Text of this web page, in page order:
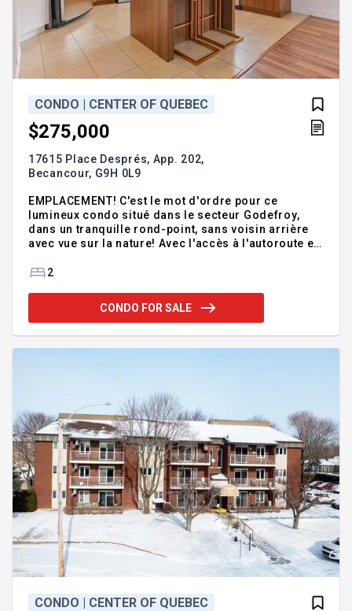
CONDO | CENTER OF QUEBEC
$275,000
17615 Place Després, App. 202,
Becancour, G9H 0L9
EMPLACEMENT! C'est le mot d'ordre pour ce
lumineux condo situé dans le secteur Godefroy,
dans un tranquille rond-point, sans voisin arrière
avec vue sur la nature! Avec l'accès à l'autoroute en
voisinage agréable et de plusieurs inclusions
de matériaux, sa luminosité et sa vue sur un boisé.
La chambre principale avec sa grande salle de bain
2
CONDO FOR SALE
CONDO | CENTER OF QUEBEC